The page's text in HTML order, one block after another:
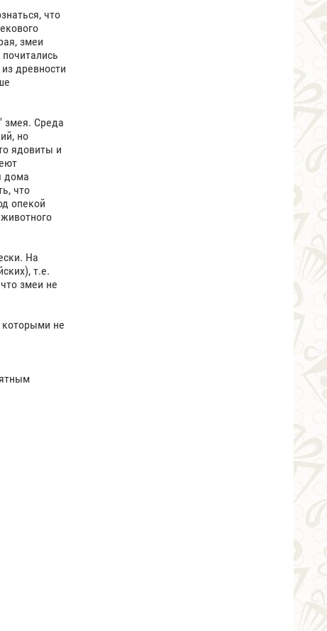
что
змеи
древности
змея. Среда
но
ядовиты и
дома
что
опекой
На
т.е.
змеи не
не